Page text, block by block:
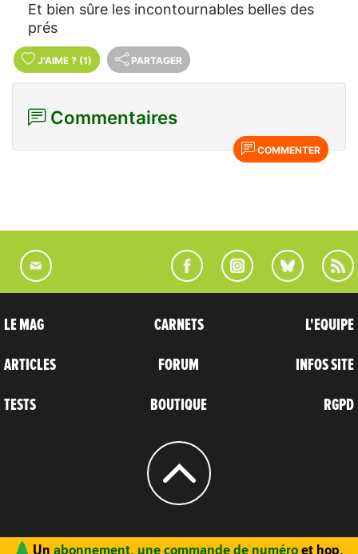
Et bien sûre les incontournables belles des
prés
J'AIME ? (1) PARTAGER
Commentaires
COMMENTER
LE MAG
ARTICLES
TESTS
CARNETS
FORUM
BOUTIQUE
L'EQUIPE
INFOS SITE
RGPD
© 2004 - 2026 CARNETS D’AVENTURES
Un abonnement, une commande de numéroet hop,